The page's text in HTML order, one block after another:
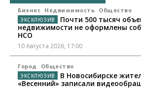
Бизнес Недвижимость Общество
Почти 500 тысяч
недвижимости не оформлены
НСО
10 Августа 2026, 17:00
Город Общество
В Новосибирске
«Весенний» записали